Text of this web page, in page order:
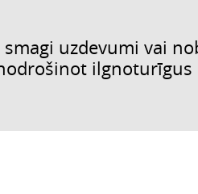
uzdevumi vai
ilgnoturīgus